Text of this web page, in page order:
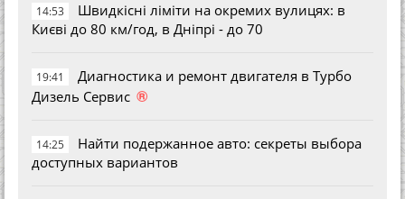
14:53
Швидкісні ліміти на окремих вулицях: в
Києві до 80 км/год, в Дніпрі - до 70
19:41
Диагностика и ремонт двигателя в Турбо
Дизель Сервис ®
14:25
Найти подержанное авто: секреты выбора
доступных вариантов